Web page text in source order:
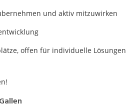
und aktiv mitzuwirken
offen für individuelle Lösungen